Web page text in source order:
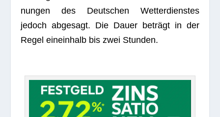
nun­gen des Deut­schen Wet­ter­diens­tes
jedoch abge­sagt. Die Dauer beträgt in der
Regel ein­ein­halb bis zwei Stunden.